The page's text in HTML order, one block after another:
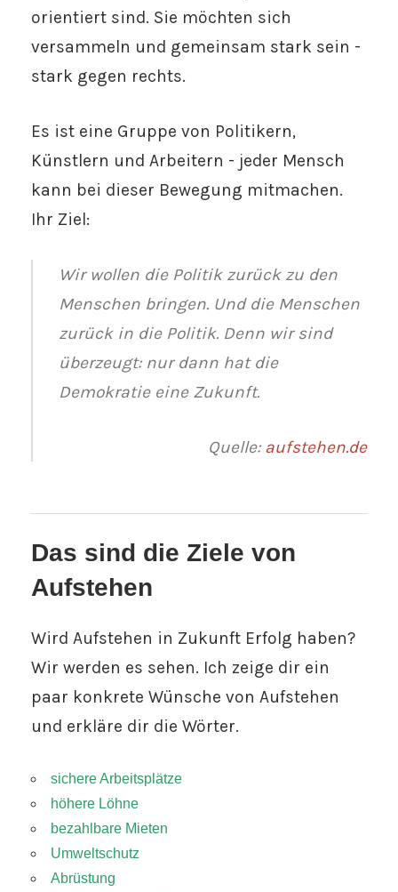
orientiert sind. Sie möchten sich
versammeln und gemeinsam stark sein -
stark gegen rechts.
Es ist eine Gruppe von Politikern,
Künstlern und Arbeitern - jeder Mensch
kann bei dieser Bewegung mitmachen.
Ihr Ziel:
Wir wollen die Politik zurück zu den
Menschen bringen. Und die Menschen
zurück in die Politik. Denn wir sind
überzeugt: nur dann hat die
Demokratie eine Zukunft.
Quelle: aufstehen.de
Das sind die Ziele von
Aufstehen
Wird Aufstehen in Zukunft Erfolg haben?
Wir werden es sehen. Ich zeige dir ein
paar konkrete Wünsche von Aufstehen
und erkläre dir die Wörter.
sichere Arbeitsplätze
höhere Löhne
bezahlbare Mieten
Umweltschutz
Abrüstung